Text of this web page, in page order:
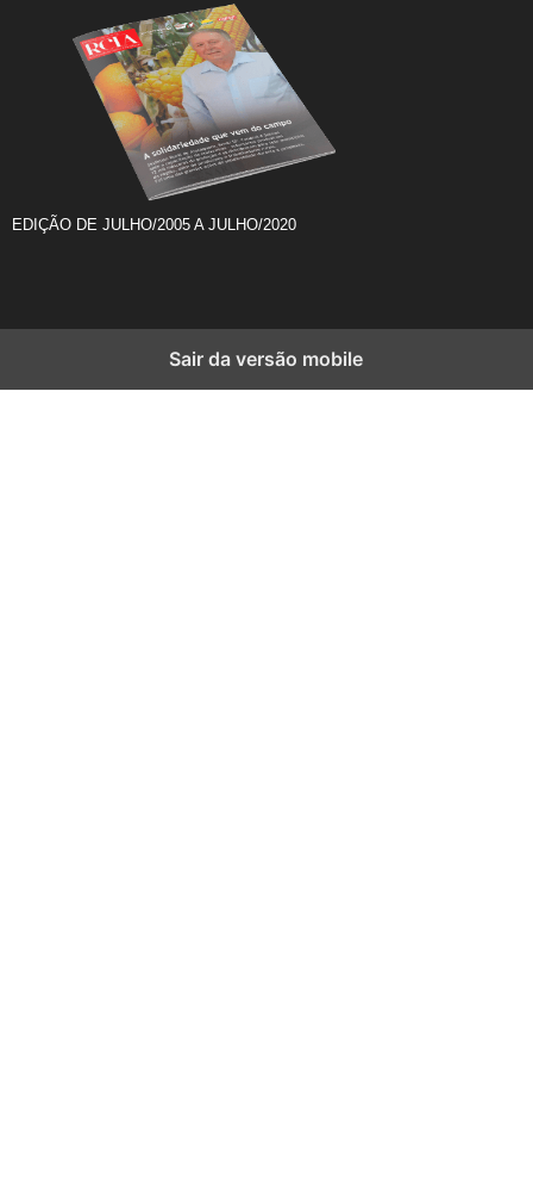
EDIÇÃO DE JULHO/2005 A JULHO/2020
Sair da versão mobile